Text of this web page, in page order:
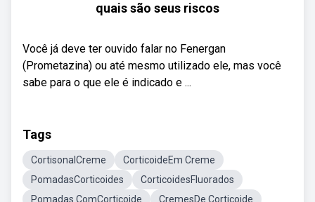
quais são seus riscos
Você já deve ter ouvido falar no Fenergan
(Prometazina) ou até mesmo utilizado ele, mas você
sabe para o que ele é indicado e ...
Tags
CortisonalCreme
CorticoideEm Creme
PomadasCorticoides
CorticoidesFluorados
Pomadas ComCorticoide
CremesDe Corticoide